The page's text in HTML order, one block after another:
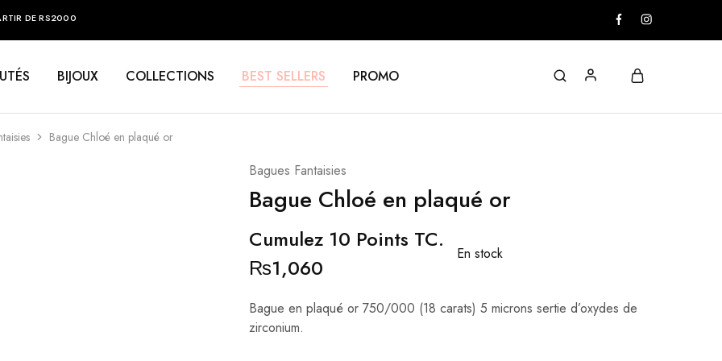
DE RS2000
BIJOUX COLLECTIONS BEST SELLERS PROMO
Bague Chloé en plaqué or
Bagues Fantaisies
Bague Chloé en plaqué or
Cumulez 10 Points TC.
₨1,060
En stock
Bague en plaqué or 750/000 (18 carats) 5 microns sertie d’oxydes de
zirconium.